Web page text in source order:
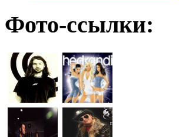
Фото-ссылки: